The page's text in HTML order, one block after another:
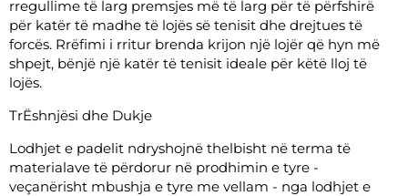
rregullime të larg premsjes më të larg për të përfshirë
për katër të madhe të lojës së tenisit dhe drejtues të
forcës. Rrëfimi i rritur brenda krijon një lojër që hyn më
shpejt, bënjë një katër të tenisit ideale për këtë lloj të
lojës.
TrËshnjësi dhe Dukje
Lodhjet e padelit ndryshojnë thelbisht në terma të
materialave të përdorur në prodhimin e tyre -
veçanërisht mbushja e tyre me vellam - nga lodhjet e